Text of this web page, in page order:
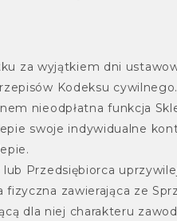
za wyjątkiem dni
Kodeksu cywilnego.
nieodpłatna funkcja
swoje indywidualne
Przedsiębiorca
fizyczna zawierająca ze
dla niej charakteru